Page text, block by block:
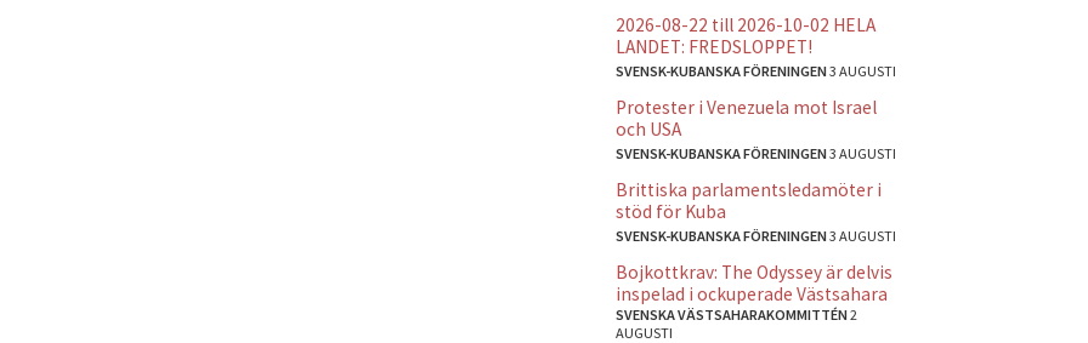
2026-08-22 till 2026-10-02 HELA
LANDET: FREDSLOPPET!
SVENSK-KUBANSKA FÖRENINGEN3 AUGUSTI
Protester i Venezuela mot Israel
och USA
SVENSK-KUBANSKA FÖRENINGEN3 AUGUSTI
Brittiska parlamentsledamöter i
stöd för Kuba
SVENSK-KUBANSKA FÖRENINGEN3 AUGUSTI
Bojkottkrav: The Odyssey är delvis
inspelad i ockuperade Västsahara
SVENSKA VÄSTSAHARAKOMMITTÉN2
AUGUSTI